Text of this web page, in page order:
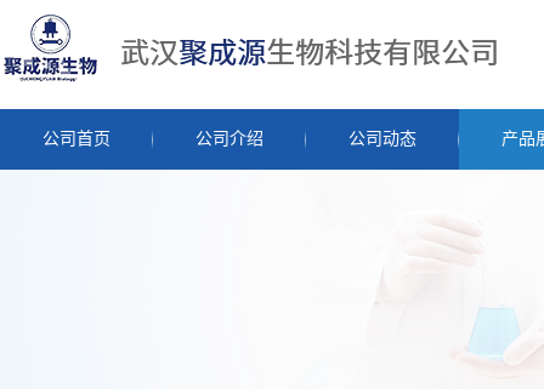
公司首页 公司介绍 公司动态 产品